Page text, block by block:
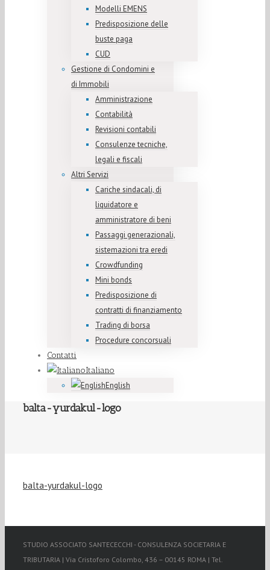
Modelli EMENS
Predisposizione delle
buste paga
CUD
Gestione di Condomini e
di Immobili
Amministrazione
Contabilità
Revisioni contabili
Consulenze tecniche,
legali e fiscali
Altri Servizi
Cariche sindacali, di
liquidatore e
amministratore di beni
Passaggi generazionali,
sistemazioni tra eredi
Crowdfunding
Mini bonds
Predisposizione di
contratti di finanziamento
Trading di borsa
Procedure concorsuali
Contatti
Italiano
English
balta-yurdakul-logo
balta-yurdakul-logo
STUDIO ASSOCIATO SANTECECCHI - CONSULENZA SOCIETARIA E
TRIBUTARIA | Via Cristoforo Colombo, 436 – 00145 ROMA | Tel.